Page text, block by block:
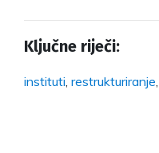
Ključne riječi:
instituti restrukturiranje